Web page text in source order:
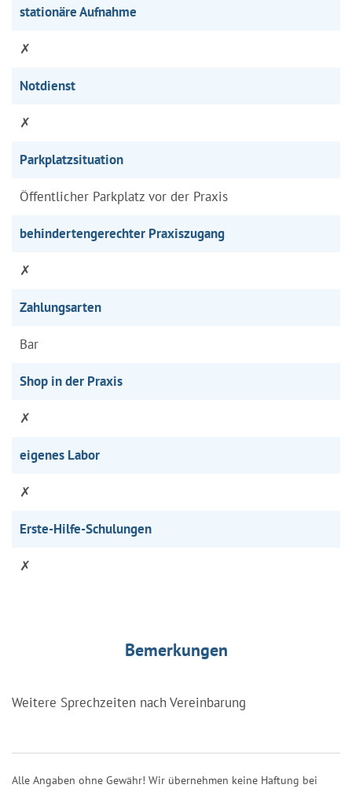
stationäre Aufnahme
✗
Notdienst
✗
Parkplatzsituation
Öffentlicher Parkplatz vor der Praxis
behindertengerechter Praxiszugang
✗
Zahlungsarten
Bar
Shop in der Praxis
✗
eigenes Labor
✗
Erste-Hilfe-Schulungen
✗
Bemerkungen
Weitere Sprechzeiten nach Vereinbarung
Alle Angaben ohne Gewähr! Wir übernehmen keine Haftung bei